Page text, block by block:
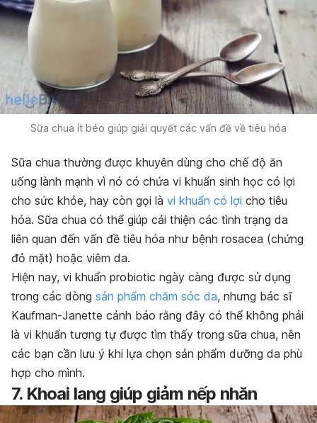
Sữa chua ít béo giúp giải quyết các vấn đề về tiêu hóa
Sữa chua thường được khuyên dùng cho chế độ ăn
uống lành mạnh vì nó có chứa vi khuẩn sinh học có lợi
cho sức khỏe, hay còn gọi là vi khuẩn có lợi cho tiêu
hóa. Sữa chua có thể giúp cải thiện các tình trạng da
liên quan đến vấn đề tiêu hóa như bệnh rosacea (chứng
đỏ mặt) hoặc viêm da.
Hiện nay, vi khuẩn probiotic ngày càng được sử dụng
trong các dòng sản phẩm chăm sóc da, nhưng bác sĩ
Kaufman-Janette cảnh báo rằng đây có thể không phải
là vi khuẩn tương tự được tìm thấy trong sữa chua, nên
các bạn cần lưu ý khi lựa chọn sản phẩm dưỡng da phù
hợp cho mình.
7. Khoai lang giúp giảm nếp nhăn